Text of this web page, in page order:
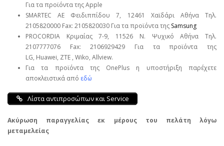
Για τα προϊόντα της Apple
SMARTEC ΑΕ Φειδιππίδου 7, 12461 Χαϊδάρι Αθήνα Τηλ.
2105820000 Fax: 2105820030 Για τα προϊόντα της Samsung
PROCORDIA Κριμαίας 7-9, 11526 Ν. Ψυχικό Αθήνα Τηλ.
2107777076 Fax: 2106929429 Για τα προϊόντα της
LG, Huawei, ΖΤΕ , Wiko, Allview.
Για τα προϊόντα της OnePlus η υποστήριξη παρέχετε
αποκλειστικά από εδώ
Λίστα αντιπροσώπων και Service
Ακύρωση παραγγελίας εκ μέρους του πελάτη λόγω
μεταμελείας